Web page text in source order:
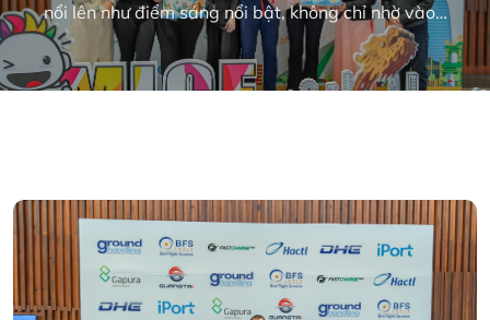
nổi lên như điểm sáng nổi bật, không chỉ nhờ vào…